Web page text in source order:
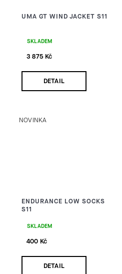
UMA GT WIND JACKET S11
SKLADEM
3 875 Kč
DETAIL
NOVINKA
ENDURANCE LOW SOCKS
S11
SKLADEM
400 Kč
DETAIL